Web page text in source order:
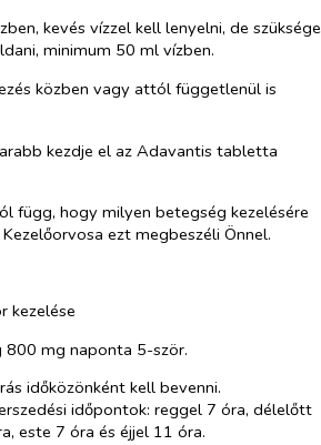
kevés vízzel kell lenyelni, de szüksége
minimum 50 ml vízben.
közben vagy attól függetlenül is
kezdje el az Adavantis tabletta
függ, hogy milyen betegség kezelésére
ezt megbeszéli Önnel.
kezelése
800 mg naponta 5-ször.
időközönként kell bevenni.
időpontok: reggel 7 óra, délelőtt
este 7 óra és éjjel 11 óra.